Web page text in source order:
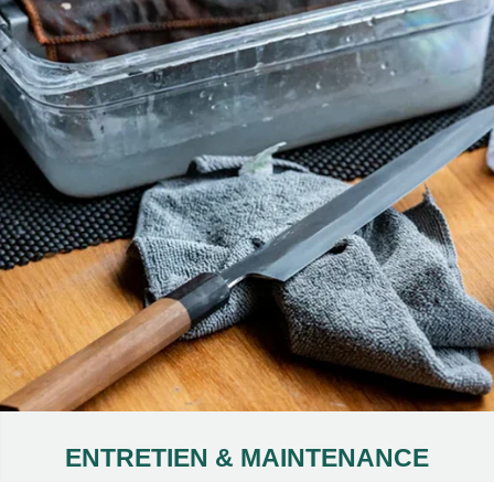
ENTRETIEN & MAINTENANCE